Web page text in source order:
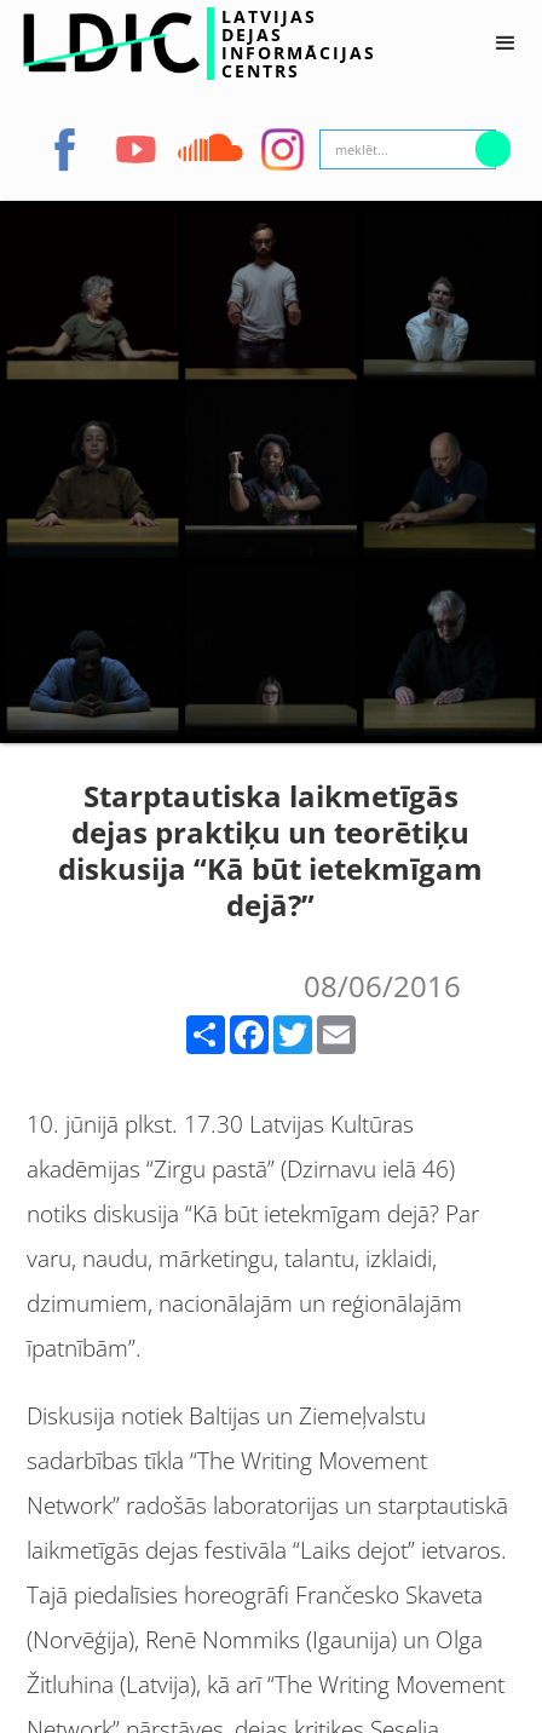
LATVIJAS
DEJAS
INFORMĀCIJAS
CENTRS
Starptautiska laikmetīgās
dejas praktiķu un teorētiķu
diskusija “Kā būt ietekmīgam
dejā?”
08/06/2016
Facebook Twitter
10. jūnijā plkst. 17.30 Latvijas Kultūras
akadēmijas “Zirgu pastā” (Dzirnavu ielā 46)
notiks diskusija “Kā būt ietekmīgam dejā? Par
varu, naudu, mārketingu, talantu, izklaidi,
dzimumiem, nacionālajām un reģionālajām
īpatnībām”.
Diskusija notiek Baltijas un Ziemeļvalstu
sadarbības tīkla “The Writing Movement
Network” radošās laboratorijas un starptautiskā
laikmetīgās dejas festivāla “Laiks dejot” ietvaros.
Tajā piedalīsies horeogrāfi Frančesko Skaveta
(Norvēģija), Renē Nommiks (Igaunija) un Olga
Žitluhina (Latvija), kā arī “The Writing Movement